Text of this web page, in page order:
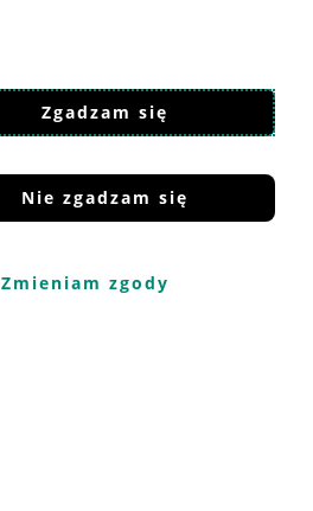
Zgadzam się
Nie zgadzam się
Zmieniam zgody